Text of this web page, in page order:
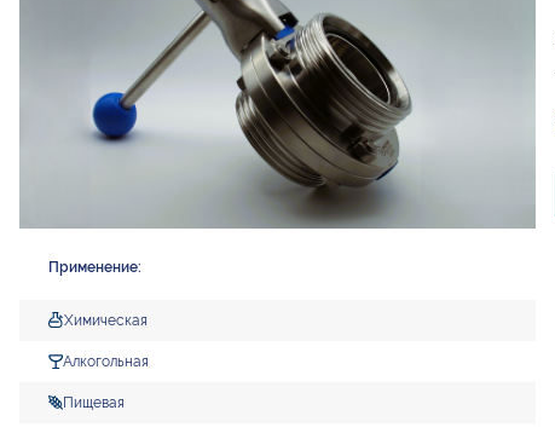
Применение:
Химическая
Алкогольная
Пищевая